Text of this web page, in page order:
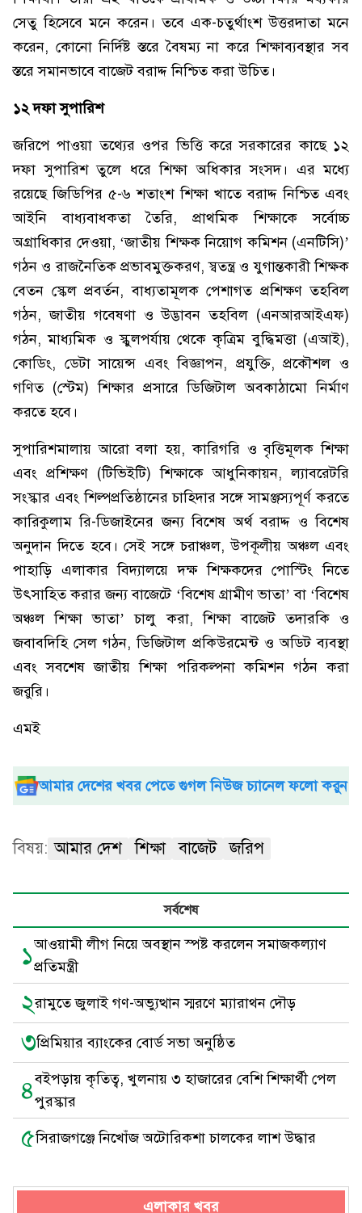
সেতু হিসেবে মনে করেন। তবে এক-চতুর্থাংশ উত্তরদাতা মনে
করেন, কোনো নির্দিষ্ট স্তরে বৈষম্য না করে শিক্ষাব্যবস্থার সব
স্তরে সমানভাবে বাজেট বরাদ্দ নিশ্চিত করা উচিত।
১২ দফা সুপারিশ
জরিপে পাওয়া তথ্যের ওপর ভিত্তি করে সরকারের কাছে ১২
দফা সুপারিশ তুলে ধরে শিক্ষা অধিকার সংসদ। এর মধ্যে
রয়েছে জিডিপির ৫-৬ শতাংশ শিক্ষা খাতে বরাদ্দ নিশ্চিত এবং
আইনি বাধ্যবাধকতা তৈরি, প্রাথমিক শিক্ষাকে সর্বোচ্চ
অগ্রাধিকার দেওয়া, ‘জাতীয় শিক্ষক নিয়োগ কমিশন (এনটিসি)’
গঠন ও রাজনৈতিক প্রভাবমুক্তকরণ, স্বতন্ত্র ও যুগান্তকারী শিক্ষক
বেতন স্কেল প্রবর্তন, বাধ্যতামূলক পেশাগত প্রশিক্ষণ তহবিল
গঠন, জাতীয় গবেষণা ও উদ্ভাবন তহবিল (এনআরআইএফ)
গঠন, মাধ্যমিক ও স্কুলপর্যায় থেকে কৃত্রিম বুদ্ধিমত্তা (এআই),
কোডিং, ডেটা সায়েন্স এবং বিজ্ঞাপন, প্রযুক্তি, প্রকৌশল ও
গণিত (স্টেম) শিক্ষার প্রসারে ডিজিটাল অবকাঠামো নির্মাণ
করতে হবে।
সুপারিশমালায় আরো বলা হয়, কারিগরি ও বৃত্তিমূলক শিক্ষা
এবং প্রশিক্ষণ (টিভিইটি) শিক্ষাকে আধুনিকায়ন, ল্যাবরেটরি
সংস্কার এবং শিল্পপ্রতিষ্ঠানের চাহিদার সঙ্গে সামঞ্জস্যপূর্ণ করতে
কারিকুলাম রি-ডিজাইনের জন্য বিশেষ অর্থ বরাদ্দ ও বিশেষ
অনুদান দিতে হবে। সেই সঙ্গে চরাঞ্চল, উপকূলীয় অঞ্চল এবং
পাহাড়ি এলাকার বিদ্যালয়ে দক্ষ শিক্ষকদের পোস্টিং নিতে
উৎসাহিত করার জন্য বাজেটে ‘বিশেষ গ্রামীণ ভাতা’ বা ‘বিশেষ
অঞ্চল শিক্ষা ভাতা’ চালু করা, শিক্ষা বাজেট তদারকি ও
জবাবদিহি সেল গঠন, ডিজিটাল প্রকিউরমেন্ট ও অডিট ব্যবস্থা
এবং সবশেষ জাতীয় শিক্ষা পরিকল্পনা কমিশন গঠন করা
জরুরি।
এমই
আমার দেশের খবর পেতে গুগল নিউজ চ্যানেল ফলো করুন
বিষয়: আমার দেশ শিক্ষা বাজেট জরিপ
সর্বশেষ
১আওয়ামী লীগ নিয়ে অবস্থান স্পষ্ট করলেন সমাজকল্যাণ
প্রতিমন্ত্রী
২রামুতে জুলাই গণ-অভ্যুত্থান স্মরণে ম্যারাথন দৌড়
৩প্রিমিয়ার ব্যাংকের বোর্ড সভা অনুষ্ঠিত
৪বইপড়ায় কৃতিত্ব, খুলনায় ৩ হাজারের বেশি শিক্ষার্থী পেল
পুরস্কার
৫সিরাজগঞ্জে নিখোঁজ অটোরিকশা চালকের লাশ উদ্ধার
এলাকার খবর